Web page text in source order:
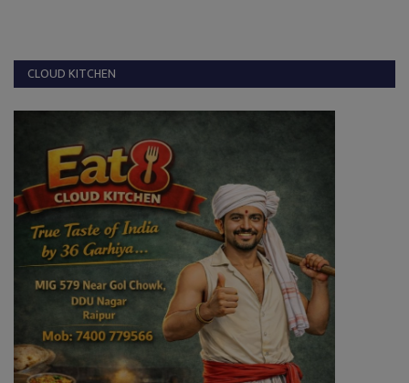
CLOUD KITCHEN